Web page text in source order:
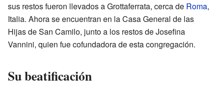
sus restos fueron llevados a Grottaferrata, cerca de Roma,
Italia. Ahora se encuentran en la Casa General de las
Hijas de San Camilo, junto a los restos de Josefina
Vannini, quien fue cofundadora de esta congregación.
Su beatificación